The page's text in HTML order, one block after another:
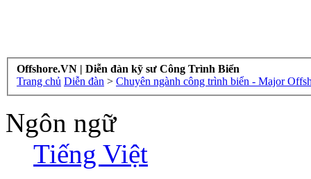
Offshore.VN | Diễn đàn kỹ sư Công Trình Biển
Trang chủ Diễn đàn > Chuyên ngành công trình biển - Major
Ngôn ngữ
Tiếng Việt